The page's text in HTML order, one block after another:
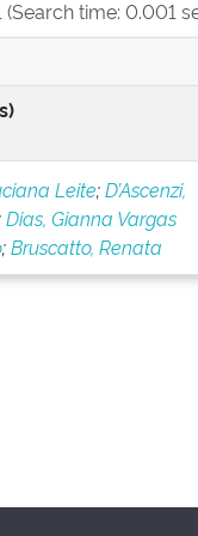
(Search time: 0.001
Leite;D’Ascenzi,
Dias, Gianna Vargas
;Bruscatto, Renata